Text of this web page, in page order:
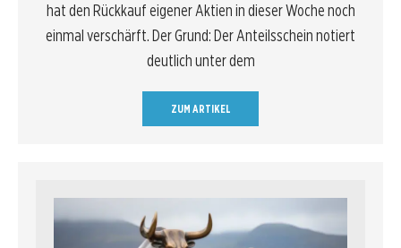
hat den Rückkauf eigener Aktien in dieser Woche noch
einmal verschärft. Der Grund: Der Anteilsschein notiert
deutlich unter dem
ZUM ARTIKEL